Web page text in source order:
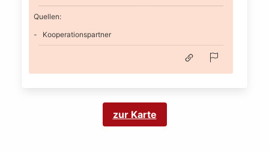
Quellen:
Kooperationspartner
zur Karte